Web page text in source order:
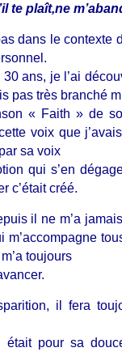
te plaît,ne
dans le contexte
ans, je l’ai
pas très branché
« Faith » de
voix que
sa voix
qui s’en
c’était créé.
il ne m’a
toujours
il fera
était pour sa